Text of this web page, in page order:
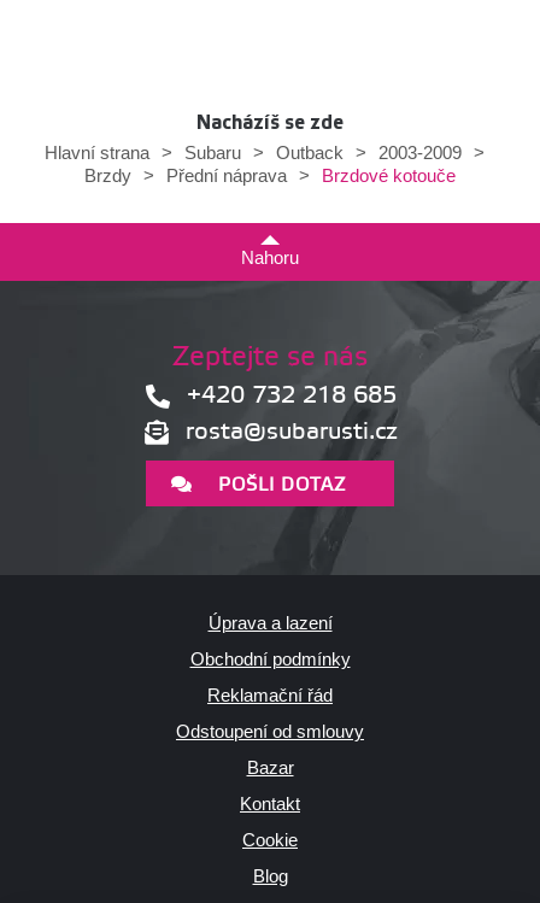
Nacházíš se zde
Hlavní strana
> Subaru > Outback > 2003-2009
>
Brzdy > Přední náprava > Brzdové kotouče
Nahoru
Zeptejte se nás
+420 732 218 685
rosta@subarusti.cz
POŠLI DOTAZ
Úprava a lazení
Obchodní podmínky
Reklamační řád
Odstoupení od smlouvy
Bazar
Kontakt
Cookie
Blog